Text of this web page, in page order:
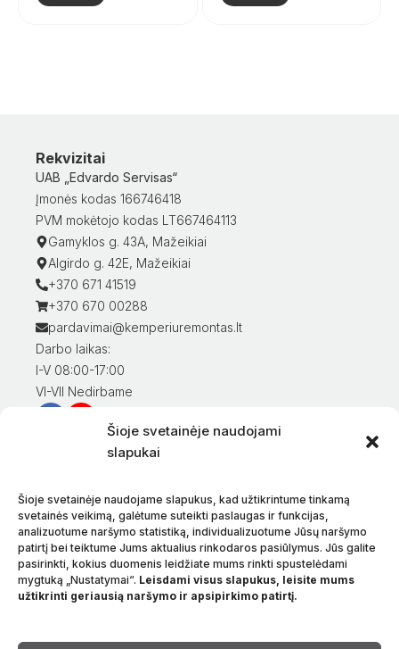
Šioje svetainėje naudojami
slapukai
Šioje svetainėje naudojame slapukus, kad užtikrintume tinkamą
svetainės veikimą, galėtume suteikti paslaugas ir funkcijas,
analizuotume naršymo statistiką, individualizuotume Jūsų naršymo
patirtį bei teiktume Jums aktualius rinkodaros pasiūlymus. Jūs galite
pasirinkti, kokius duomenis leidžiate mums rinkti spustelėdami
mygtuką „Nustatymai“. Leisdami visus slapukus, leisite mums
užtikrinti geriausią naršymo ir apsipirkimo patirtį.
Rekvizitai
UAB „Edvardo Servisas“
Įmonės kodas 166746418
PVM mokėtojo kodas LT667464113
Gamyklos g. 43A, Mažeikiai
Algirdo g. 42E, Mažeikiai
+370 671 41519
+370 670 00288
pardavimai@kemperiuremontas.lt
Darbo laikas:
I-V 08:00-17:00
VI-VII Nedirbame
Informacija klientams
Prekių pristatymas
Prekių grąžinimas
Sąlygos ir taisyklės
Privatumo politika
Apie mus
Kalba